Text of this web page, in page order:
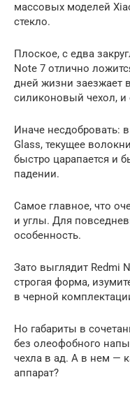
массовых моделей
стекло.
Плоское, с едва
Note 7 отлично
дней жизни
силиконовый чехол, и
Иначе несдобровать:
Glass, текущее
быстро царапается и
падении.
Самое главное, что
и углы. Для
особенность.
Зато выглядит Redmi
строгая форма,
в черной
Но габариты в
без олеофобного
чехла в ад. А в нем —
аппарат?